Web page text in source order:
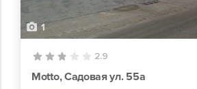
1
2.9
Motto, Садовая ул. 55а